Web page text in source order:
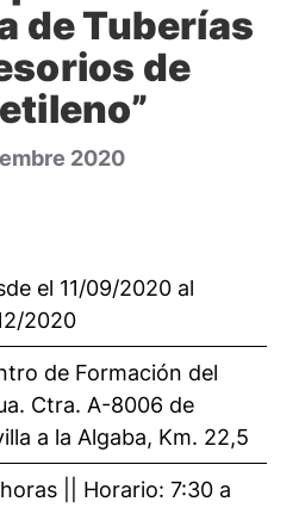
de Tuberías
de
2020
el 11/09/2020 al
2020
de Formación del
Ctra. A-8006 de
a la Algaba, Km. 22,5
|| Horario: 7:30 a